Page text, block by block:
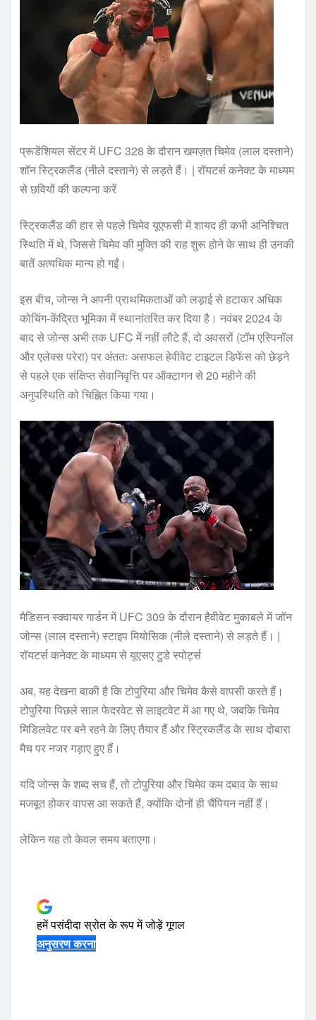
प्रूडेंशियल सेंटर में UFC 328 के दौरान खमज़त चिमेव (लाल दस्ताने)
शॉन स्ट्रिकलैंड (नीले दस्ताने) से लड़ते हैं। | रॉयटर्स कनेक्ट के माध्यम
से छवियों की कल्पना करें
स्ट्रिकलैंड की हार से पहले चिमेव यूएफसी में शायद ही कभी अनिश्चित
स्थिति में थे, जिससे चिमेव की मुक्ति की राह शुरू होने के साथ ही उनकी
बातें अत्यधिक मान्य हो गईं।
इस बीच, जोन्स ने अपनी प्राथमिकताओं को लड़ाई से हटाकर अधिक
कोचिंग-केंद्रित भूमिका में स्थानांतरित कर दिया है। नवंबर 2024 के
बाद से जोन्स अभी तक UFC में नहीं लौटे हैं, दो अवसरों (टॉम एस्पिनॉल
और एलेक्स परेरा) पर अंततः असफल हेवीवेट टाइटल डिफेंस को छेड़ने
से पहले एक संक्षिप्त सेवानिवृत्ति पर ऑक्टागन से 20 महीने की
अनुपस्थिति को चिह्नित किया गया।
मैडिसन स्क्वायर गार्डन में UFC 309 के दौरान हैवीवेट मुकाबले में जॉन
जोन्स (लाल दस्ताने) स्टाइप मियोसिक (नीले दस्ताने) से लड़ते हैं। |
रॉयटर्स कनेक्ट के माध्यम से यूएसए टुडे स्पोर्ट्स
अब, यह देखना बाकी है कि टोपुरिया और चिमेव कैसे वापसी करते हैं।
टोपुरिया पिछले साल फेदरवेट से लाइटवेट में आ गए थे, जबकि चिमेव
मिडिलवेट पर बने रहने के लिए तैयार हैं और स्ट्रिकलैंड के साथ दोबारा
मैच पर नजर गड़ाए हुए हैं।
यदि जोन्स के शब्द सच हैं, तो टोपुरिया और चिमेव कम दबाव के साथ
मजबूत होकर वापस आ सकते हैं, क्योंकि दोनों ही चैंपियन नहीं हैं।
लेकिन यह तो केवल समय बताएगा।
हमें पसंदीदा स्रोत के रूप में जोड़ेंगूगल
अनुसरण करना